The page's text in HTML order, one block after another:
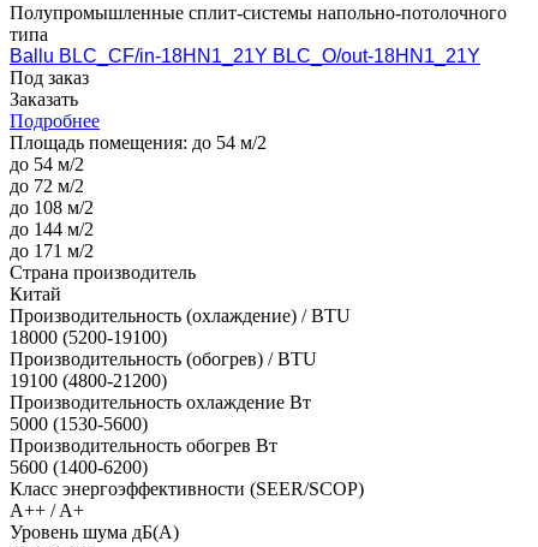
Полупромышленные сплит-системы напольно-потолочного
типа
Ballu BLC_CF/in-18HN1_21Y BLC_O/out-18HN1_21Y
Под заказ
Заказать
Подробнее
Площадь помещения: до 54 м/2
до 54 м/2
до 72 м/2
до 108 м/2
до 144 м/2
до 171 м/2
Страна производитель
Китай
Производительность (охлаждение) / BTU
18000 (5200-19100)
Производительность (обогрев) / BTU
19100 (4800-21200)
Производительность охлаждение Вт
5000 (1530-5600)
Производительность обогрев Вт
5600 (1400-6200)
Класс энергоэффективности (SEER/SCOP)
A++ / A+
Уровень шума дБ(А)